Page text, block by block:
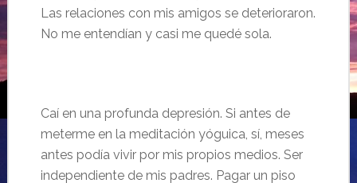
Las relaciones con mis amigos se deterioraron.
No me entendían y casi me quedé sola.
Caí en una profunda depresión. Si antes de
meterme en la meditación yóguica, sí, meses
antes podía vivir por mis propios medios. Ser
independiente de mis padres. Pagar un piso